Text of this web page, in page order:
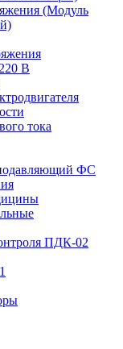
(Модуль
В
тока
ФС
ПДК-02